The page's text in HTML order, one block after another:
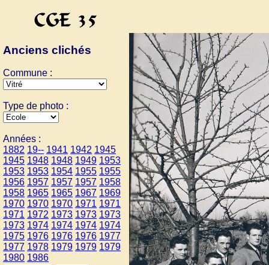
Anciens clichés
Commune :
Type de photo :
Années :
1882 19-- 1941 1942 1945
1945 1948 1948 1949 1953
1953 1953 1954 1955 1955
1956 1957 1957 1957 1958
1958 1965 1965 1967 1969
1970 1970 1970 1971 1971
1971 1972 1973 1973 1973
1973 1974 1974 1974 1974
1975 1976 1976 1976 1977
1977 1978 1979 1979 1979
1980 1986